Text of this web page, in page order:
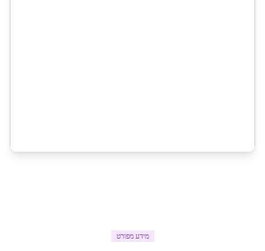
מידע מפורט